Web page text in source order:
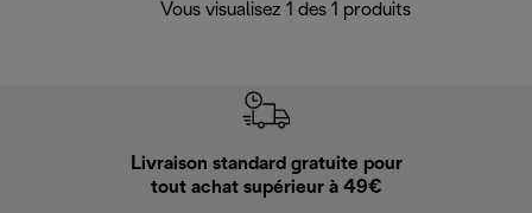
Vous visualisez 1 des 1 produits
Livraison standard gratuite pour
tout achat supérieur à 49€